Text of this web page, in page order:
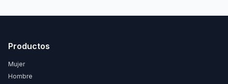
Productos
Mujer
Hombre